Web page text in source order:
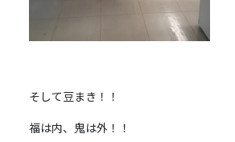
そして豆まき！！
福は内、鬼は外！！